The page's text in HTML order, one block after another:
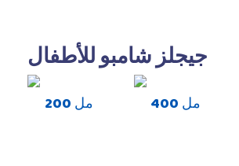
جيجلز شامبو للأطفال
200 مل 400 مل